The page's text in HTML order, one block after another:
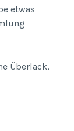
etwas
Überlack,